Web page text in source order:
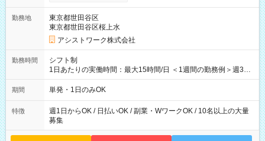
勤務地
東京都世田谷区
東京都世田谷区桜上水
アシストワーク株式会社
勤務時間
シフト制
1日あたりの実働時間：最大15時間/日 ＜1週間の勤務例＞週3回
勤務 勤務：月・水・金 休み：火・木・土・日 好きな時にお仕事
可能です！ ※1日あたりの最大実働時間は日勤、夜勤共に勤務し
期間 単発・1日のみOK
特徴
週1日からOK / 日払いOK / 副業・WワークOK / 10名以上の大量
募集